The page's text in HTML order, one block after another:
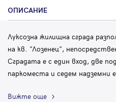
ОПИСАНИЕ
Луксозна жилищна сграда
на кв. "Лозенец",
Сградата е с един вход, две
паркоместа и седем
Вижте още